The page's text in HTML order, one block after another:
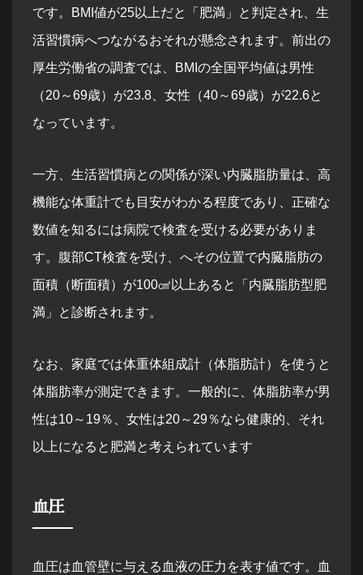
です。BMI値が25以上だと「肥満」と判定され、生
活習慣病へつながるおそれが懸念されます。前出の
厚生労働省の調査では、BMIの全国平均値は男性
（20～69歳）が23.8、女性（40～69歳）が22.6と
なっています。
一方、生活習慣病との関係が深い内臓脂肪量は、高
機能な体重計でも目安がわかる程度であり、正確な
数値を知るには病院で検査を受ける必要がありま
す。腹部CT検査を受け、へその位置で内臓脂肪の
面積（断面積）が100㎠以上あると「内臓脂肪型肥
満」と診断されます。
なお、家庭では体重体組成計（体脂肪計）を使うと
体脂肪率が測定できます。一般的に、体脂肪率が男
性は10～19％、女性は20～29％なら健康的、それ
以上になると肥満と考えられています
血圧
血圧は血管壁に与える血液の圧力を表す値です。血